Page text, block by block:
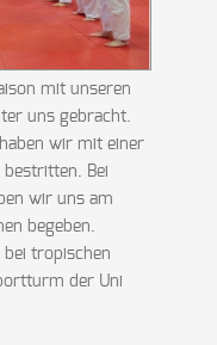
mit unseren
uns gebracht.
wir mit einer
Bei
wir uns am
begeben.
bei tropischen
der Uni